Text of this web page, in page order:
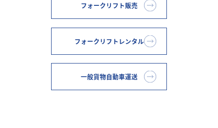
フォークリフト販売
フォークリフトレンタル
一般貨物自動車運送